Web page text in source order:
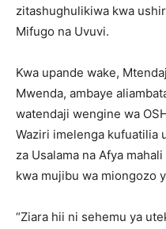
zitashughulikiwa kwa
Mifugo na Uvuvi.
Kwa upande wake,
Mwenda, ambaye
watendaji wengine wa
Waziri imelenga kufuatilia
za Usalama na Afya
kwa mujibu wa miongozo
“Ziara hii ni sehemu ya